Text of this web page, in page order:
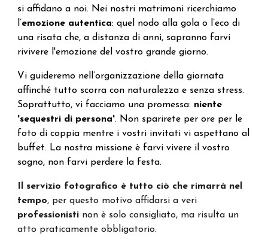
si affidano a noi. Nei nostri matrimoni ricerchiamo
l’emozione autentica: quel nodo alla gola o l’eco di
una risata che, a distanza di anni, sapranno farvi
rivivere l'emozione del vostro grande giorno.
Vi guideremo nell’organizzazione della giornata
affinché tutto scorra con naturalezza e senza stress.
Soprattutto, vi facciamo una promessa: niente
'sequestri di persona'. Non sparirete per ore per le
foto di coppia mentre i vostri invitati vi aspettano al
buffet. La nostra missione è farvi vivere il vostro
sogno, non farvi perdere la festa.
Il servizio fotografico è tutto ciò che rimarrà nel
tempo, per questo motivo affidarsi a veri
professionisti non è solo consigliato, ma risulta un
atto praticamente obbligatorio.